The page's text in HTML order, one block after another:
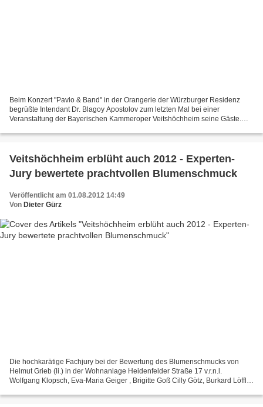
Beim Konzert "Pavlo & Band" in der Orangerie der Würzburger Residenz
begrüßte Intendant Dr. Blagoy Apostolov zum letzten Mal bei einer
Veranstaltung der Bayerischen Kammeroper Veitshöchheim seine Gäste.
Veitshöchheim erblüht auch 2012 - Experten-
Jury bewertete prachtvollen Blumenschmuck
Veröffentlicht am 01.08.2012 14:49
Von Dieter Gürz
Die hochkarätige Fachjury bei der Bewertung des Blumenschmucks von
Helmut Grieb (li.) in der Wohnanlage Heidenfelder Straße 17 v.r.n.l.
Wolfgang Klopsch, Eva-Maria Geiger , Brigitte Goß Cilly Götz, Burkard Löffler